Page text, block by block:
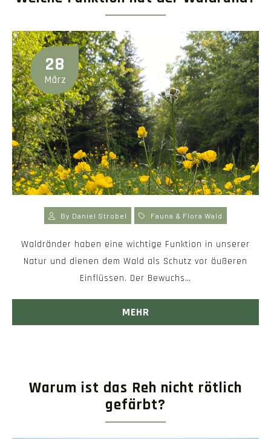
28
März
By Daniel Strobel Fauna & Flora Wald
Waldränder haben eine wichtige Funktion in unserer
Natur und dienen dem Wald als Schutz vor äußeren
Einflüssen. Der Bewuchs…
MEHR
Warum ist das Reh nicht rötlich
gefärbt?